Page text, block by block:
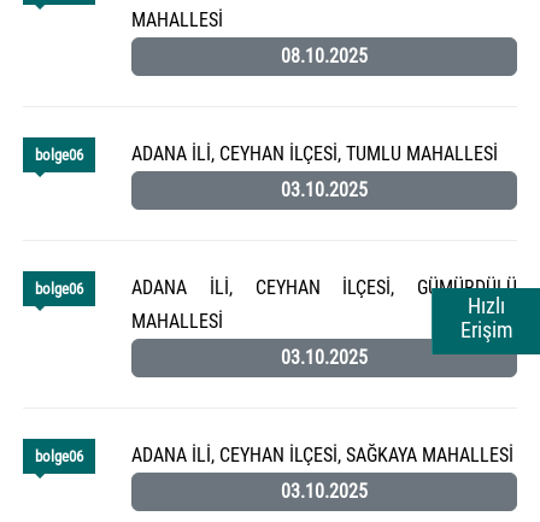
Hızlı
Erişim
MAHALLESİ
08.10.2025
bolge06
ADANA İLİ, CEYHAN İLÇESİ, TUMLU MAHALLESİ
03.10.2025
bolge06
ADANA İLİ, CEYHAN İLÇESİ, GÜMÜRDÜLÜ
MAHALLESİ
03.10.2025
bolge06
ADANA İLİ, CEYHAN İLÇESİ, SAĞKAYA MAHALLESİ
03.10.2025